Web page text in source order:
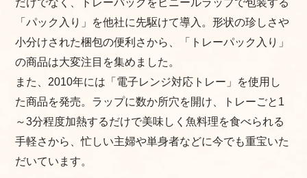
「パック入り」を他社に先駆けて導入。形状の珍しさや
小分けされた梱包の便利さから、「トレーパック入り」
の商品は大変注目を集めました。
また、2010年には「電子レンジ対応トレー」を使用し
た商品を発売。ラップに数か所穴を開け、トレーごと1
～3分程度加熱するだけで美味しく魚料理を食べられる
手軽さから、忙しい主婦や単身者などに今でも重宝いた
だいています。